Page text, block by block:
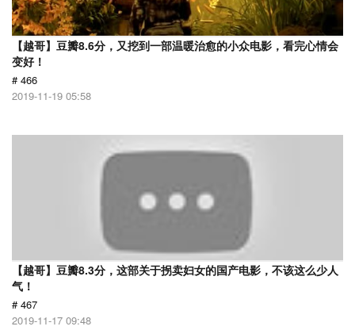
【越哥】豆瓣8.6分，又挖到一部温暖治愈的小众电影，看完心情会
变好！
# 466
2019-11-19 05:58
【越哥】豆瓣8.3分，这部关于拐卖妇女的国产电影，不该这么少人
气！
# 467
2019-11-17 09:48